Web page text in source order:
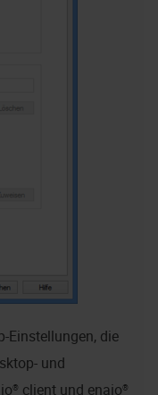
Einstellungen, die
und
client und enaio®